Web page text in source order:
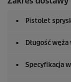
Pistolet
Długość
Specyfikacja